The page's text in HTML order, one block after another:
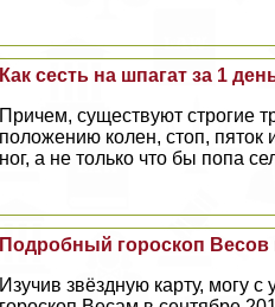
Как сесть на шпагат за 1
Причем, существуют строгие
положению колен, стоп, пяток
ног, а не только что бы попа
Подробный гороскоп Весов
Изучив звёздную карту, могу с